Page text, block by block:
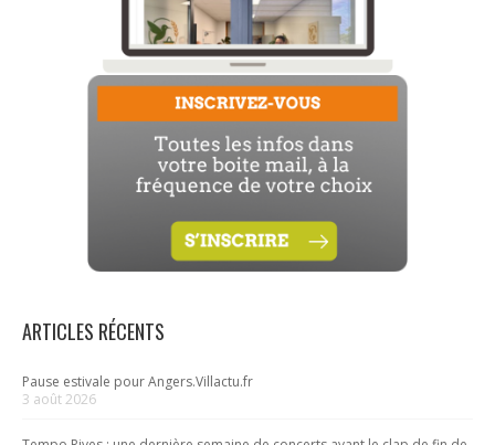
ARTICLES RÉCENTS
Pause estivale pour Angers.Villactu.fr
3 août 2026